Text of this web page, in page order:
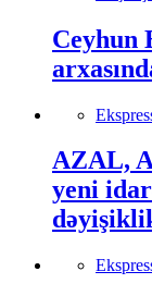
Ceyhun
AZAL,
yeni